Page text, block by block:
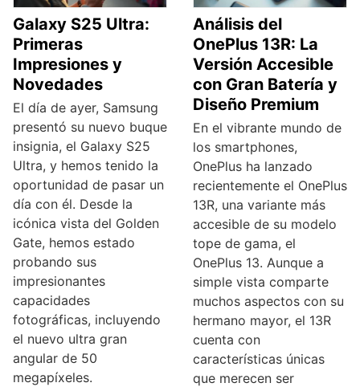
Galaxy S25 Ultra:
Primeras
Impresiones y
Novedades
El día de ayer, Samsung
presentó su nuevo buque
insignia, el Galaxy S25
Ultra, y hemos tenido la
oportunidad de pasar un
día con él. Desde la
icónica vista del Golden
Gate, hemos estado
probando sus
impresionantes
capacidades
fotográficas, incluyendo
el nuevo ultra gran
angular de 50
megapíxeles.
Análisis del
OnePlus 13R: La
Versión Accesible
con Gran Batería y
Diseño Premium
En el vibrante mundo de
los smartphones,
OnePlus ha lanzado
recientemente el OnePlus
13R, una variante más
accesible de su modelo
tope de gama, el
OnePlus 13. Aunque a
simple vista comparte
muchos aspectos con su
hermano mayor, el 13R
cuenta con
características únicas
que merecen ser